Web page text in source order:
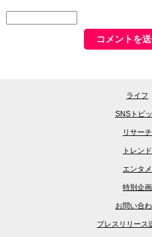
ライフ
SNSトピ
リサーチ
トレンド
エンタメ
特別企画
お問い合
プレスリリース